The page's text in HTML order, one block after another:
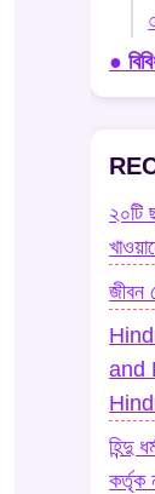
●
২০টি
জীবন
and
হিন্দু
কর্তৃক